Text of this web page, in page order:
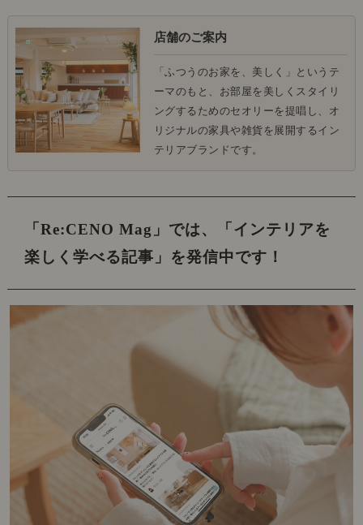
店舗のご案内
「ふつうのお家を、美しく」というテ
ーマのもと、お部屋を美しくスタイリ
ングするためのセオリーを提唱し、オ
リジナルの家具や雑貨を展開するイン
テリアブランドです。
「Re:CENO Mag」では、
「インテリアを
楽しく学べる記事」を発信中です！